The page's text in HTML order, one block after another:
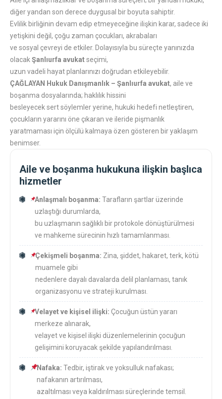
diğer yandan son derece duygusal bir boyuta sahiptir.
Evlilik birliğinin devam edip etmeyeceğine ilişkin karar, sadece iki
yetişkini değil, çoğu zaman çocukları, akrabaları
ve sosyal çevreyi de etkiler. Dolayısıyla bu süreçte yanınızda
olacak Şanlıurfa avukatseçimi,
uzun vadeli hayat planlarınızı doğrudan etkileyebilir.
ÇAĞLAYAN Hukuk Danışmanlık – Şanlıurfa avukat, aile ve
boşanma dosyalarında; haklılık hissini
besleyecek sert söylemler yerine, hukuki hedefi netleştiren,
çocukların yararını öne çıkaran ve ileride pişmanlık
yaratmaması için ölçülü kalmaya özen gösteren bir yaklaşım
benimser.
Aile ve boşanma hukukuna ilişkin başlıca
hizmetler
Anlaşmalı boşanma: Tarafların şartlar üzerinde
uzlaştığı durumlarda,
bu uzlaşmanın sağlıklı bir protokole dönüştürülmesi
ve mahkeme sürecinin hızlı tamamlanması.
Çekişmeli boşanma: Zina, şiddet, hakaret, terk, kötü
muamele gibi
nedenlere dayalı davalarda delil planlaması, tanık
organizasyonu ve strateji kurulması.
Velayet ve kişisel ilişki: Çocuğun üstün yararı
merkeze alınarak,
velayet ve kişisel ilişki düzenlemelerinin çocuğun
gelişimini koruyacak şekilde yapılandırılması.
Nafaka: Tedbir, iştirak ve yoksulluk nafakası;
nafakanın artırılması,
azaltılması veya kaldırılması süreçlerinde temsil.